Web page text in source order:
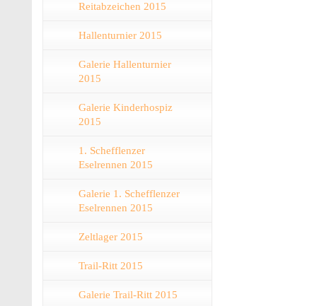
Reitabzeichen 2015
Hallenturnier 2015
Galerie Hallenturnier
2015
Galerie Kinderhospiz
2015
1. Schefflenzer
Eselrennen 2015
Galerie 1. Schefflenzer
Eselrennen 2015
Zeltlager 2015
Trail-Ritt 2015
Galerie Trail-Ritt 2015